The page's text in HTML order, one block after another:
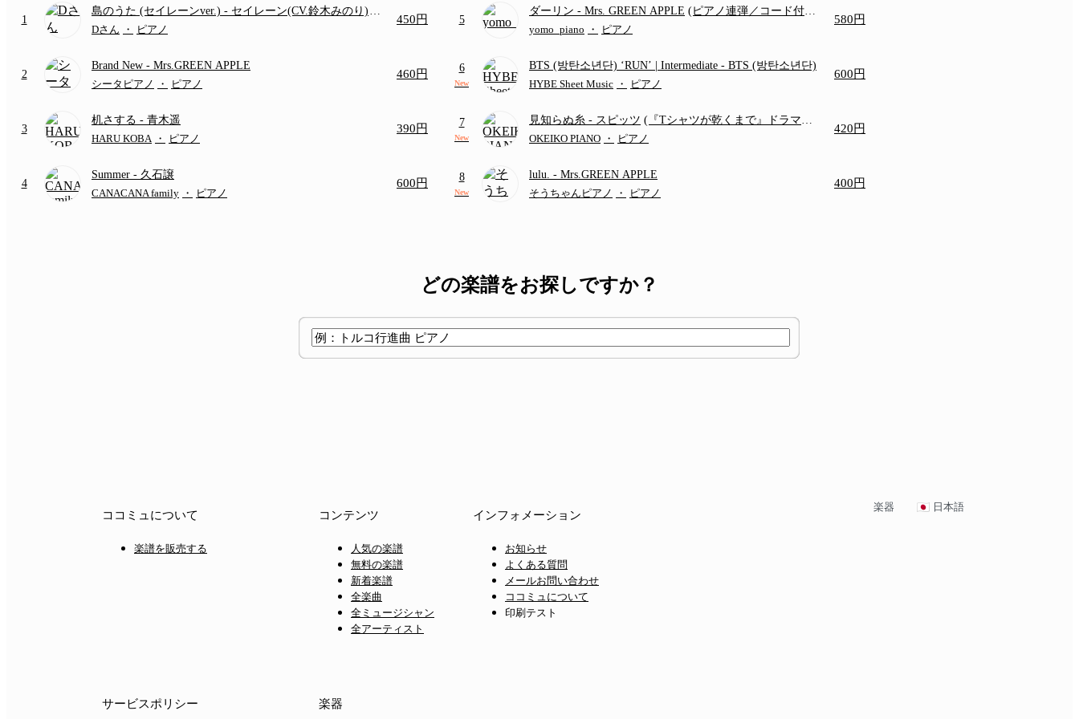
1
島のうた (セイレーンver.) - セイレーン(CV.鈴木みのり)
(難易度:★★★★☆/歌詞・コード・ペダル付き/『映画ち
Dさん ・ ピアノ
450円
2
Brand New - Mrs.GREEN APPLE
シータピアノ
・ ピアノ
460円
3
机さする - 青木遥
HARU KOBA
・ ピアノ
390円
4
Summer - 久石譲
CANACANA family ・ ピアノ
600円
5
ダーリン - Mrs. GREEN APPLE (ピアノ連弾／コード付き
／フルバージョン)
yomo_piano ・ ピアノ
580円
6
New
BTS (방탄소년단) ‘RUN’ | Intermediate - BTS (방탄소년단)
HYBE Sheet Music ・ ピアノ
600円
7
New
見知らぬ糸 - スピッツ (『Tシャツが乾くまで』ドラマ主
題歌)
OKEIKO PIANO ・ ピアノ
420円
8
New
lulu. - Mrs.GREEN APPLE
そうちゃんピアノ
・ ピアノ
400円
どの楽譜をお探しですか？
ココミュについて
楽譜を販売する
コンテンツ
人気の楽譜
無料の楽譜
新着楽譜
全楽曲
全ミュージシャン
全アーティスト
インフォメーション
お知らせ
よくある質問
メールお問い合わせ
ココミュについて
印刷テスト
サービスポリシー 楽器
楽器 日本語